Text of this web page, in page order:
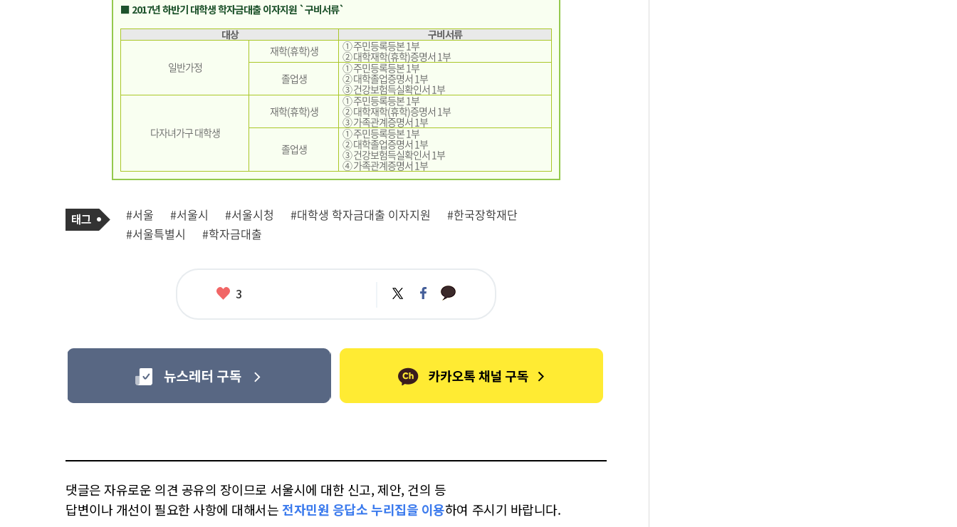
■ 2017년 하반기 대학생 학자금대출 이자지원 `구비서류`
대상
구비서류
일반가정
재학(휴학)생 ① 주민등록등본 1부
② 대학재학(휴학)증명서 1부
졸업생
① 주민등록등본 1부
② 대학졸업증명서 1부
③ 건강보험득실확인서 1부
다자녀가구 대학생
재학(휴학)생
① 주민등록등본 1부
② 대학재학(휴학)증명서 1부
③ 가족관계증명서 1부
졸업생
① 주민등록등본 1부
② 대학졸업증명서 1부
③ 건강보험득실확인서 1부
④ 가족관계증명서 1부
사
관
련
태
그
#서울 #서울시 #서울시청 #대학생 학자금대출 이자지원
#한국장학재단
#서울특별시
#학자금대출
좋
3 트
위
페
이
카
카
댓글은 자유로운 의견 공유의 장이므로 서울시에 대한 신고, 제안, 건의 등
답변이나 개선이 필요한 사항에 대해서는 전자민원 응답소 누리집을 이용하여 주시기 바랍니다.